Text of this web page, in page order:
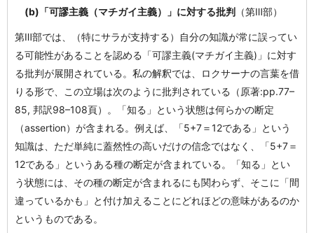
(b)「可謬主義（マチガイ主義）」に対する批判 （第Ⅲ部）
第Ⅲ部では、（特にサラが支持する）自分の知識が常に誤ってい
る可能性があることを認める「可謬主義(マチガイ主義)」に対す
る批判が展開されている。私の解釈では、ロクサーナの言葉を借
りる形で、この立場は次のように批判されている（原著:pp.77–
85, 邦訳98–108頁）。「知る」という状態は何らかの断定
（assertion）が含まれる。例えば、「5+7＝12である」という
知識は、ただ単純に蓋然性の高いだけの信念ではなく、「5+7＝
12である」というある種の断定が含まれている。「知る」とい
う状態には、その種の断定が含まれるにも関わらず、そこに「間
違っているかも」と付け加えることにどれほどの意味があるのか
というものである。